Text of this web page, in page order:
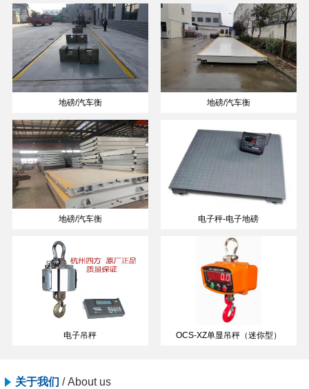
地磅/汽车衡 地磅/汽车衡
地磅/汽车衡 电子秤-电子地磅
电子吊秤 OCS-XZ单显吊秤（迷你型）
关于我们 /About us